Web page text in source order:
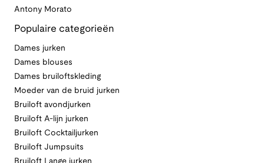
Antony Morato
Populaire categorieën
Dames jurken
Dames blouses
Dames bruiloftskleding
Moeder van de bruid jurken
Bruiloft avondjurken
Bruiloft A-lijn jurken
Bruiloft Cocktailjurken
Bruiloft Jumpsuits
Bruiloft Lange jurken